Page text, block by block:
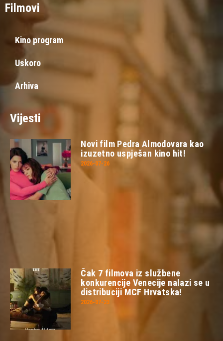
Filmovi
Kino program
Uskoro
Arhiva
Vijesti
Novi film Pedra Almodovara kao
izuzetno uspješan kino hit!
2026-07-26
Čak 7 filmova iz službene
konkurencije Venecije nalazi se u
distribuciji MCF Hrvatska!
2026-07-23